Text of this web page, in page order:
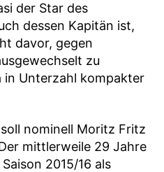
der Star des
dessen Kapitän ist,
davor, gegen
zu
in Unterzahl kompakter
nominell Moritz Fritz
mittlerweile 29 Jahre
2015/16 als